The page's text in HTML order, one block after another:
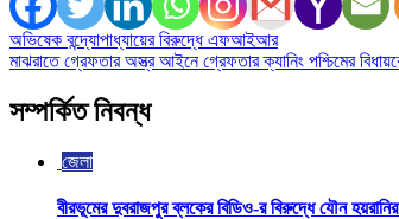
Post
navigation
অভিষেক বন্দ্যোপাধ্যায়ের বিরুদ্ধে এফআইআর
মাঝরাতে গ্রেফতার অস্ত্র আইনে গ্রেফতার ক্যানিং পশ্চিমের
সম্পর্কিত নিবন্ধ
জেলা
বীরভূমের দুবরাজপুর ব্লকের বিডিও-র বিরুদ্ধে যৌন